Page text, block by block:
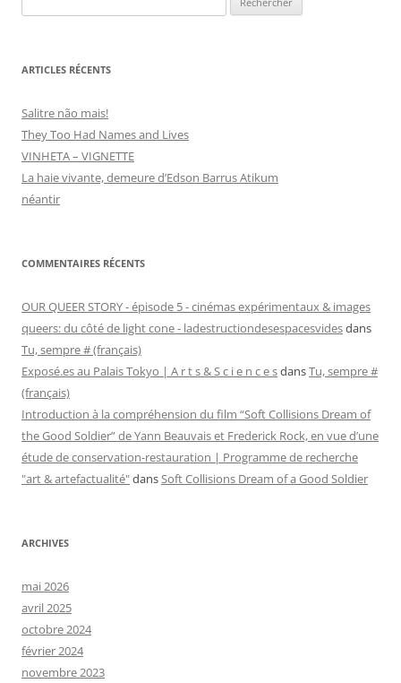
ARTICLES RÉCENTS
Salitre não mais!
They Too Had Names and Lives
VINHETA – VIGNETTE
La haie vivante, demeure d’Edson Barrus Atikum
néantir
COMMENTAIRES RÉCENTS
OUR QUEER STORY - épisode 5 - cinémas expérimentaux & images
queers: du côté de light cone - ladestructiondesespacesvidesdans
Tu, sempre # (français)
Exposé.es au Palais Tokyo | A r t s & S c i e n c e sdansTu, sempre #
(français)
Introduction à la compréhension du film “Soft Collisions Dream of
the Good Soldier” de Yann Beauvais et Frederick Rock, en vue d’une
étude de conservation-restauration | Programme de recherche
"art & artefactualité"dansSoft Collisions Dream of a Good Soldier
ARCHIVES
mai 2026
avril 2025
octobre 2024
février 2024
novembre 2023